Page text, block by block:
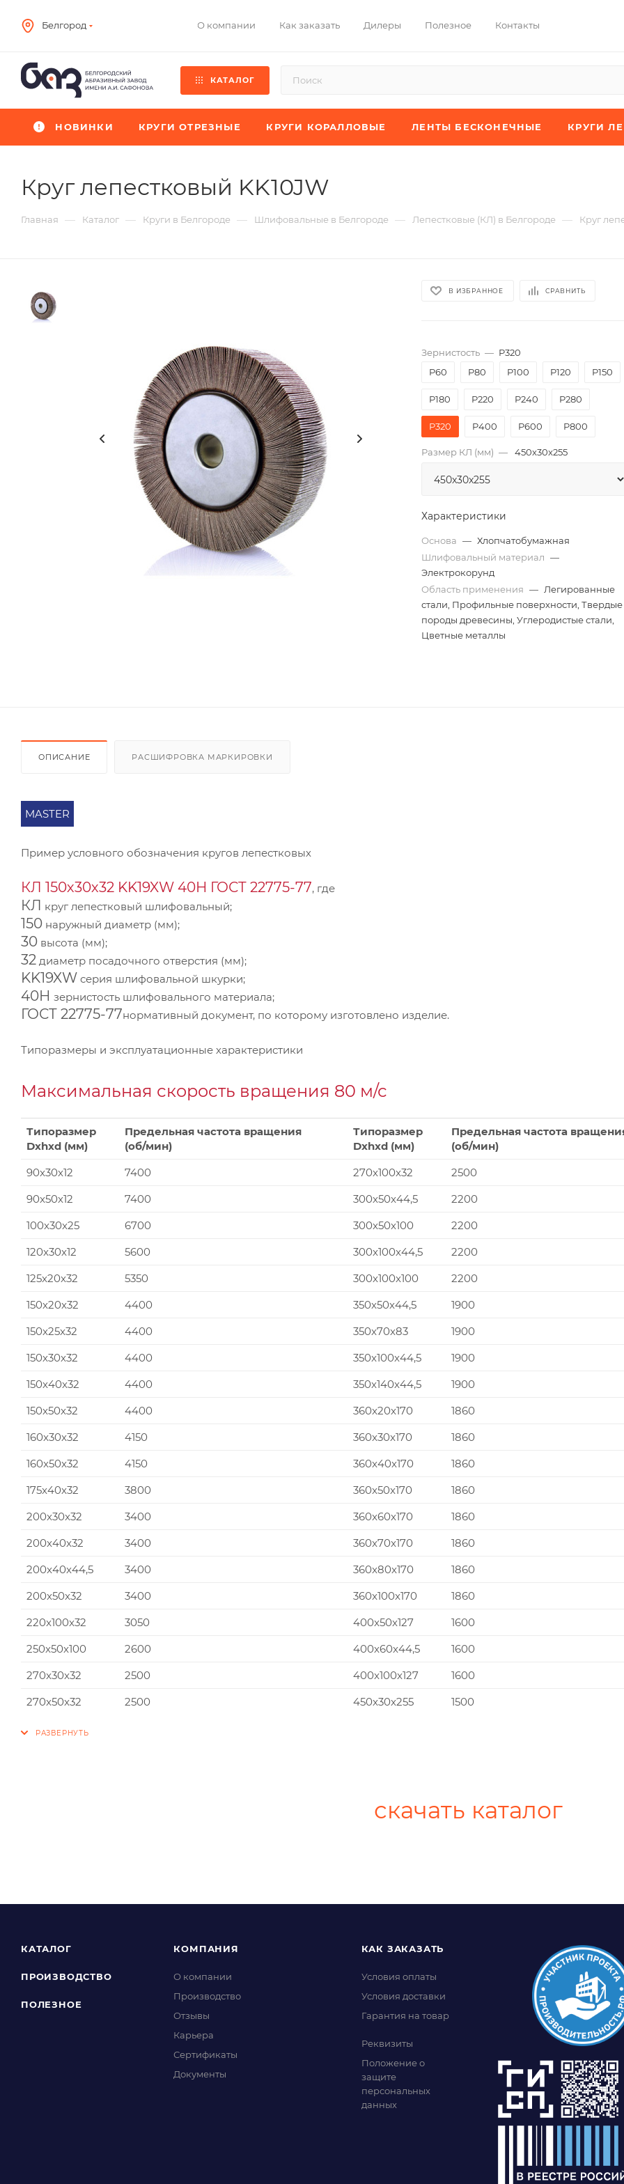
Белгород О компании Как заказать Дилеры Полезное Контакты
КАТАЛОГ
НОВИНКИ КРУГИ ОТРЕЗНЫЕ КРУГИ КОРАЛЛОВЫЕ ЛЕНТЫ БЕСКОНЕЧНЫЕ КРУГИ
Круг лепестковый KK10JW
Главная — Каталог — Круги в Белгороде — Шлифовальные в Белгороде — Лепестковые (КЛ) в Белгороде — Круг
В ИЗБРАННОЕ СРАВНИТЬ
Зернистость — P320
P60
P80 P100 P120 P150
P180 P220 P240 P280
P320 P400 P600 P800
Размер КЛ (мм) — 450x30x255
Характеристики
Основа — Хлопчатобумажная
Шлифовальный материал —
Электрокорунд
Область применения — Легированные
стали, Профильные поверхности, Твердые
породы древесины, Углеродистые стали,
Цветные металлы
ОПИСАНИЕ РАСШИФРОВКА МАРКИРОВКИ
MASTER
Пример условного обозначения кругов лепестковых
КЛ 150х30х32 KK19XW 40Н ГОСТ 22775-77, где
КЛ круг лепестковый шлифовальный;
150 наружный диаметр (мм);
30 высота (мм);
32 диаметр посадочного отверстия (мм);
KK19XW серия шлифовальной шкурки;
40Н зернистость шлифовального материала;
ГОСТ 22775-77нормативный документ, по которому изготовлено изделие.
Типоразмеры и эксплуатационные характеристики
Максимальная скорость вращения 80 м/с
Типоразмер
Dxhxd (мм)
Предельная частота вращения
(об/мин)
Типоразмер
Dxhxd (мм)
Предельная частота
(об/мин)
90x30x12
7400 270x100x32
2500
90x50x12
7400 300x50x44,5
2200
100x30x25
6700 300x50x100
2200
120x30x12
5600 300x100x44,5
2200
125x20x32
5350 300x100x100
2200
150x20x32
4400 350x50x44,5
1900
150x25x32
4400 350x70x83
1900
150x30x32
4400 350x100x44,5
1900
150x40x32
4400 350x140x44,5
1900
150x50x32
4400 360x20x170
1860
160x30x32
4150 360x30x170
1860
160x50x32
4150 360x40x170
1860
175x40x32
3800 360x50x170
1860
200x30x32
3400 360x60x170
1860
200x40x32
3400 360x70x170
1860
200x40x44,5
3400 360x80x170
1860
200x50x32
3400 360x100x170
1860
220x100x32
3050 400x50x127
1600
250x50x100
2600 400x60x44,5
1600
270x30x32
2500 400x100x127
1600
270x50x32
2500 450x30x255 1500
скачать каталог
КАТАЛОГ
ПРОИЗВОДСТВО
ПОЛЕЗНОЕ
КОМПАНИЯ
О компании
Производство
Отзывы
Карьера
Сертификаты
Документы
КАК ЗАКАЗАТЬ
Условия оплаты
Условия доставки
Гарантия на товар
Реквизиты
Положение о
защите
персональных
данных